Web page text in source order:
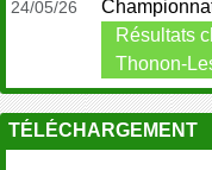
24/05/26
Résultats
Thonon-
TÉLÉCHARGEMENT